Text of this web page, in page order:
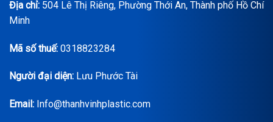
Địa chỉ: 504 Lê Thị Riêng, Phường Thới An, Thành phố Hồ Chí
Minh
Mã số thuế: 0318823284
Người đại diện: Lưu Phước Tài
Email: Info@thanhvinhplastic.com